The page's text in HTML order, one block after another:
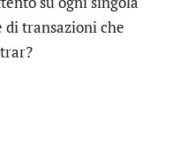
di transazioni che